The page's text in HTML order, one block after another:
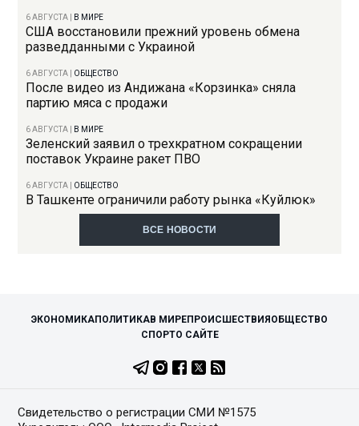
6 АВГУСТА В МИРЕ
США восстановили прежний уровень обмена
разведданными с Украиной
6 АВГУСТА ОБЩЕСТВО
После видео из Андижана «Корзинка» сняла
партию мяса с продажи
6 АВГУСТА В МИРЕ
Зеленский заявил о трехкратном сокращении
поставок Украине ракет ПВО
6 АВГУСТА ОБЩЕСТВО
В Ташкенте ограничили работу рынка «Куйлюк»
ВСЕ НОВОСТИ
ЭКОНОМИКАПОЛИТИКАВ МИРЕПРОИСШЕСТВИЯ ОБЩЕСТВО
СПОРТО САЙТЕ
Свидетельство о регистрации СМИ №1575